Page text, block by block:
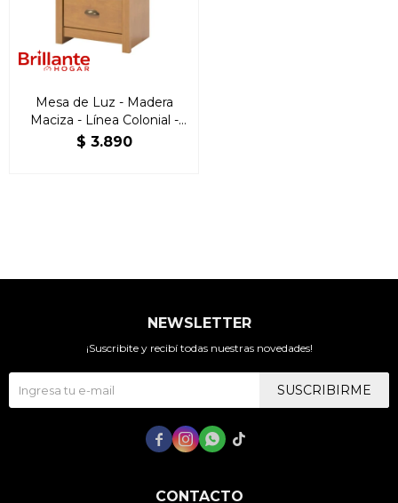
Mesa de Luz - Madera
Maciza - Línea Colonial -
Freijo
$ 3.890
CONTACTO
NEWSLETTER
¡Suscribite y recibí todas nuestras novedades!
SUSCRIBIRME
   